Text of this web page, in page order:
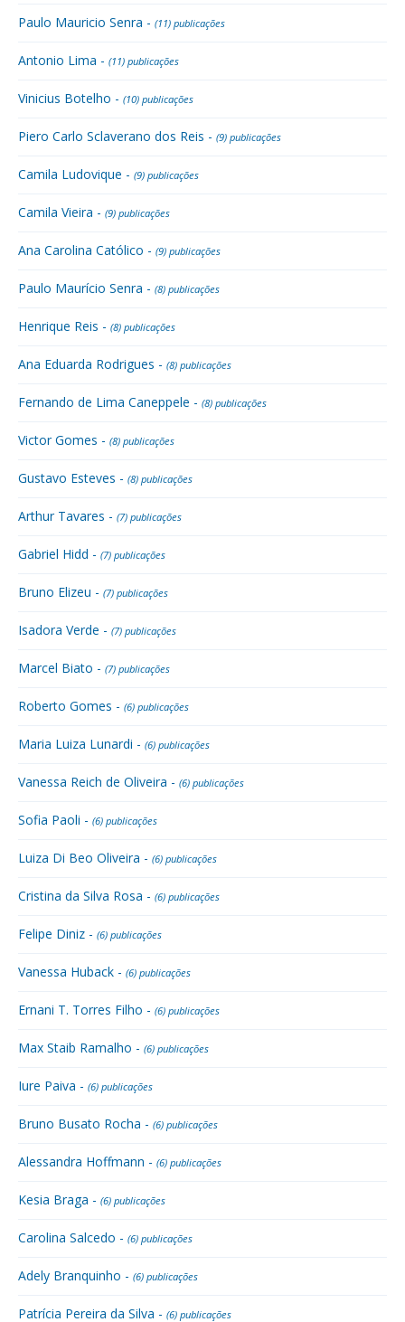
Paulo Mauricio Senra - (11) publicações
Antonio Lima - (11) publicações
Vinicius Botelho - (10) publicações
Piero Carlo Sclaverano dos Reis - (9) publicações
Camila Ludovique - (9) publicações
Camila Vieira - (9) publicações
Ana Carolina Católico - (9) publicações
Paulo Maurício Senra - (8) publicações
Henrique Reis - (8) publicações
Ana Eduarda Rodrigues - (8) publicações
Fernando de Lima Caneppele - (8) publicações
Victor Gomes - (8) publicações
Gustavo Esteves - (8) publicações
Arthur Tavares - (7) publicações
Gabriel Hidd - (7) publicações
Bruno Elizeu - (7) publicações
Isadora Verde - (7) publicações
Marcel Biato - (7) publicações
Roberto Gomes - (6) publicações
Maria Luiza Lunardi - (6) publicações
Vanessa Reich de Oliveira - (6) publicações
Sofia Paoli - (6) publicações
Luiza Di Beo Oliveira - (6) publicações
Cristina da Silva Rosa - (6) publicações
Felipe Diniz - (6) publicações
Vanessa Huback - (6) publicações
Ernani T. Torres Filho - (6) publicações
Max Staib Ramalho - (6) publicações
Iure Paiva - (6) publicações
Bruno Busato Rocha - (6) publicações
Alessandra Hoffmann - (6) publicações
Kesia Braga - (6) publicações
Carolina Salcedo - (6) publicações
Adely Branquinho - (6) publicações
Patrícia Pereira da Silva - (6) publicações